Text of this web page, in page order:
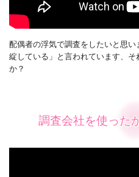
配偶者の浮気で調査をしたいと思
綻している」と言われています、
か？
調査会社を使った